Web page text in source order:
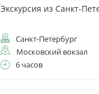
Экскурсия из Санкт-
Санкт-Петербург
Московский вокзал
6 часов